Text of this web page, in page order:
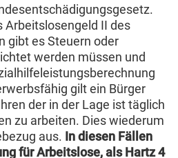
Arbeitslosengeld II des
gibt es Steuern oder
werden müssen und
gilt ein Bürger
der in der Lage ist täglich
zu arbeiten. Dies wiederum
aus. In diesen Fällen
für Arbeitslose, als Hartz 4